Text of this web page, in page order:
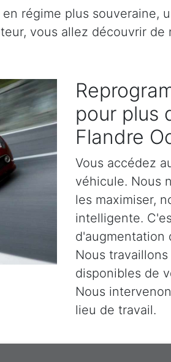
régime plus souveraine,
vous allez découvrir
pour plus
Flandre
Vous accédez
véhicule. Nous
les maximiser,
intelligente.
d'augmentation
Nous
disponibles de
Nous
lieu de travail.